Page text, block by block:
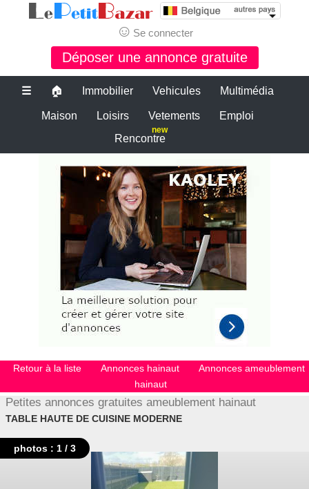
☺ Se connecter
Déposer une annonce gratuite
☰ 🏠 Immobilier Vehicules Multimédia
Maison Loisirs Vetements
Emploi
Rencontre
new
Le bon coin belgique
PETITE ANNONCE GRATUITE BELGIQUE
PETITES ANNONCES BELGIQUE
Le plus grand site de petites annonces pour des affaires d'occasion ou
neuves. Publiez maintenant une petite annonce gratuite en Belgique.
LE BON COIN BELGIQUE
Des annonces et de bonnes affaires d'occasion. Insérez gratuitement
une annonce gratuite pour la belgique. Achetez ou vendez votre
voiture d'occasion, moto, équipements enfants ou maison sur le petit
bazar belgique.
Le bon coin belgique
Retour à la liste Annonces hainaut
Annonces ameublement
hainaut
Petites annonces gratuites ameublement hainaut
TABLE HAUTE DE CUISINE MODERNE
photos : 1 / 3